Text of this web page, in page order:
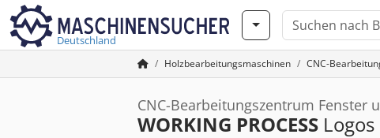
Deutschland
Holzbearbeitungsmaschinen CNC-
CNC-Bearbeitungszentrum Fenster
WORKING PROCESS Logos